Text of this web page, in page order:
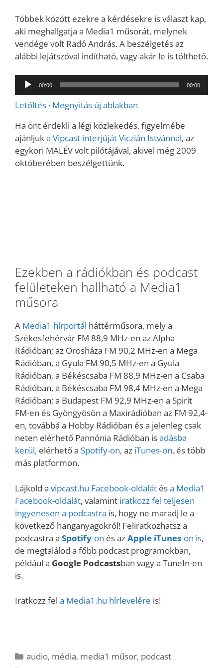
Többek között ezekre a kérdésekre is választ kap,
aki meghallgatja a Media1 műsorát, melynek
vendége volt Radó András. A beszélgetés az
alábbi lejátszóval indítható, vagy akár le is tölthető.
Audió
lejátszó
00:00 00:00
Letöltés · Megnyitás új ablakban
Ha önt érdekli a légi közlekedés, figyelmébe
ajánljuka Vipcast interjúját Viczián Istvánnal, az
egykori MALÉV volt pilótájával, akivel még 2009
októberében beszélgettünk.
Ezekben a rádiókban és podcast
felületeken hallható a Media1
műsora
A Media1 hírportál háttérműsora, mely a
Székesfehérvár FM 88,9 MHz-en az Alpha
Rádióban; az Orosháza FM 90,2 MHz-en a Mega
Rádióban, a Gyula FM 90,5 MHz-en a Gyula
Rádióban, a Békéscsaba FM 88,9 MHz-en a Csaba
Rádióban, a Békéscsaba FM 98,4 MHz-en a Mega
Rádióban; a Budapest FM 92,9 MHz-en a Spirit
FM-en és Gyöngyösön a Maxirádióban az FM 92,4-
en, továbbá a Hobby Rádióban és a jelenleg csak
neten elérhető Pannónia Rádióban isadásba
kerül, elérhető a Spotify-on, az iTunes-on, és több
más platformon.
Lájkold a vipcast.hu Facebook-oldalát ésa Media1
Facebook-oldalát, valamint iratkozz fel teljesen
ingyenesen a podcastra is, hogy ne maradj le a
következő hanganyagokról! Feliratkozhatsz a
podcastra a Spotify-on és azApple iTunes-on is,
de megtalálod a főbb podcast programokban,
például a Google Podcastsban vagy a TuneIn-en
is.
Iratkozz fel a Media1.hu hírlevelére is!
Kategória
audio, média, media1 műsor, podcast